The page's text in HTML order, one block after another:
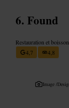
Found
Restauration et
4,7
4,8
Image /